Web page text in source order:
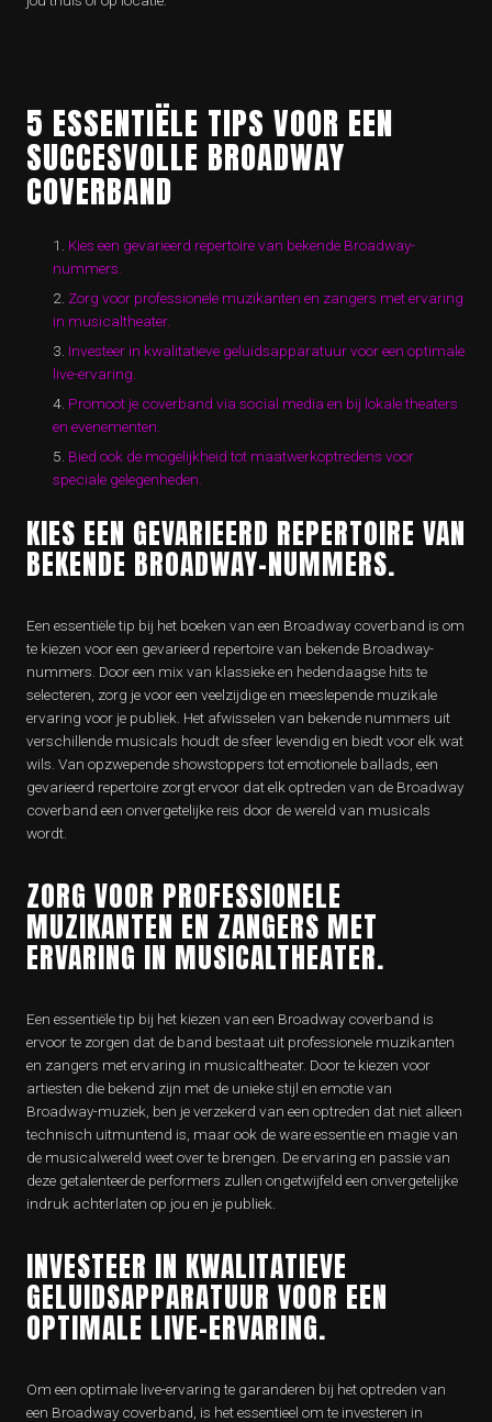
5 ESSENTIËLE TIPS VOOR EEN
SUCCESVOLLE BROADWAY
COVERBAND
Kies een gevarieerd repertoire van bekende Broadway-
nummers.
Zorg voor professionele muzikanten en zangers met ervaring
in musicaltheater.
Investeer in kwalitatieve geluidsapparatuur voor een optimale
live-ervaring.
Promoot je coverband via social media en bij lokale theaters
en evenementen.
Bied ook de mogelijkheid tot maatwerkoptredens voor
speciale gelegenheden.
KIES EEN GEVARIEERD REPERTOIRE VAN
BEKENDE BROADWAY-NUMMERS.
Een essentiële tip bij het boeken van een Broadway coverband is om
te kiezen voor een gevarieerd repertoire van bekende Broadway-
nummers. Door een mix van klassieke en hedendaagse hits te
selecteren, zorg je voor een veelzijdige en meeslepende muzikale
ervaring voor je publiek. Het afwisselen van bekende nummers uit
verschillende musicals houdt de sfeer levendig en biedt voor elk wat
wils. Van opzwepende showstoppers tot emotionele ballads, een
gevarieerd repertoire zorgt ervoor dat elk optreden van de Broadway
coverband een onvergetelijke reis door de wereld van musicals
wordt.
ZORG VOOR PROFESSIONELE
MUZIKANTEN EN ZANGERS MET
ERVARING IN MUSICALTHEATER.
Een essentiële tip bij het kiezen van een Broadway coverband is
ervoor te zorgen dat de band bestaat uit professionele muzikanten
en zangers met ervaring in musicaltheater. Door te kiezen voor
artiesten die bekend zijn met de unieke stijl en emotie van
Broadway-muziek, ben je verzekerd van een optreden dat niet alleen
technisch uitmuntend is, maar ook de ware essentie en magie van
de musicalwereld weet over te brengen. De ervaring en passie van
deze getalenteerde performers zullen ongetwijfeld een onvergetelijke
indruk achterlaten op jou en je publiek.
INVESTEER IN KWALITATIEVE
GELUIDSAPPARATUUR VOOR EEN
OPTIMALE LIVE-ERVARING.
Om een optimale live-ervaring te garanderen bij het optreden van
een Broadway coverband, is het essentieel om te investeren in